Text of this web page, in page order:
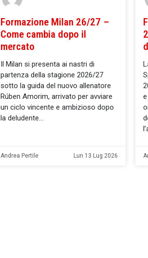
Formazione Milan 26/27 –
Come cambia dopo il
mercato
Il Milan si presenta ai nastri di
partenza della stagione 2026/27
sotto la guida del nuovo allenatore
Rúben Amorim, arrivato per avviare
un ciclo vincente e ambizioso dopo
la deludente
Andrea Pertile Lun 13 Lug 2026